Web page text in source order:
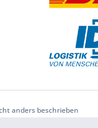
anders beschrieben